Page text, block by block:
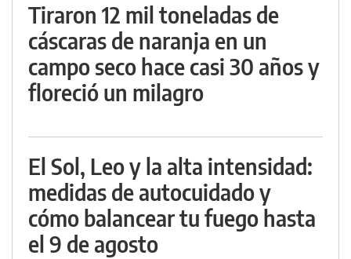
Tiraron 12 mil toneladas de
cáscaras de naranja en un
campo seco hace casi 30 años y
floreció un milagro
El Sol, Leo y la alta intensidad:
medidas de autocuidado y
cómo balancear tu fuego hasta
el 9 de agosto